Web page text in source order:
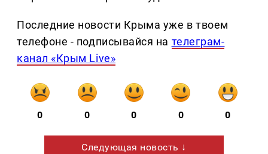
Последние новости Крыма уже в твоем
телефоне - подписывайся на телеграм-
канал «Крым Live»
0 0 0 0 0
Следующая новость ↓